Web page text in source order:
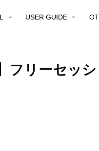
USER GUIDE
フリーセッ